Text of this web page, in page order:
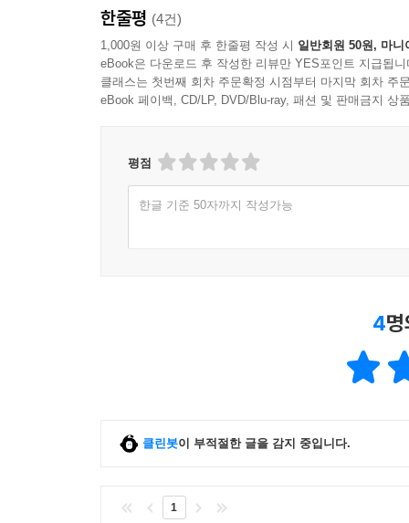
그리 알라는 내용이었다. 배필이라는 아버님의 굵
중대장은 어느 농가의 문간방을 얻어서 살림을 하
릿한 냄새, 아기 냄새인지 아기 엄마 냄새인지 모
불과했으니까 그 냄새를 의식하지 못했을 수도 있
는 일이, 숙달된 위생병의 평소 솜씨와 달리 쉬운
다 몇 번을 거듭했다. 못 미더운 수병의 주사 솜
모습이 아름다운 기억으로 남아 있을 리도 없고,
중대장 사모님은 미역국을 먹고, 우리는 오누이
나는 막 해가 진 바다를 향해서 돈대에 주저앉았
중대장 댁을 나오는데 사모님이 따라 나와서 내
한줄평 (4건)
1,000원 이상 구매 후 한줄평 작성 시 일반회원 50원, 마니
eBook은 다운로드 후 작성한 리뷰만 YES포인트 지급됩니
클래스는 첫번째 회차 주문확정 시점부터 마지막 회차 주
eBook 페이백, CD/LP, DVD/Blu-ray, 패션 및 판매금지 상
평점
한글 기준 50자까지 작성가능
4
클린봇이 부적절한 글을 감지 중입니다.
1